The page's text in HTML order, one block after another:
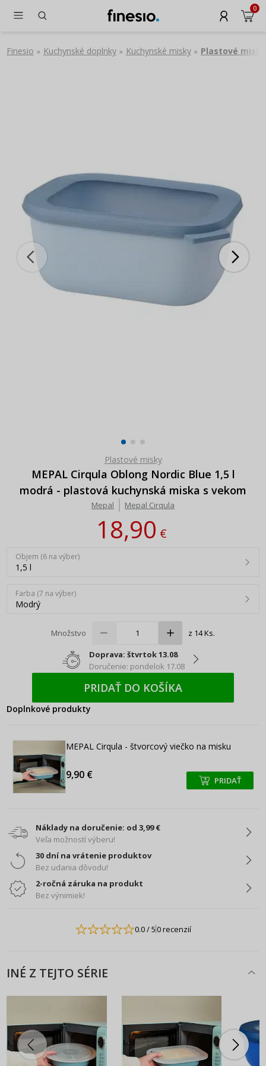
0
Finesio » Kuchynské doplnky » Kuchynské misky » Plastové misky
Plastové misky
MEPAL Cirqula Oblong Nordic Blue 1,5 l
modrá - plastová kuchynská miska s vekom
Mepal Mepal Cirqula
18,90€
Objem (6 na výber)
1,5 l
Farba (7 na výber)
Modrý
Množstvo z 14 Ks.
Doprava: štvrtok 13.08
Doručenie: pondelok 17.08
PRIDAŤ DO KOŠÍKA
Doplnkové produkty
MEPAL Cirqula - štvorcový viečko na misku
9,90 € +
+ PRIDAŤ
Náklady na doručenie: od 3,99 €
Veľa možností výberu!
30 dní na vrátenie produktov
Bez udania dôvodu!
2-ročná záruka na produkt
Bez výnimiek!
0.0/ 50 recenzií
INÉ Z TEJTO SÉRIE